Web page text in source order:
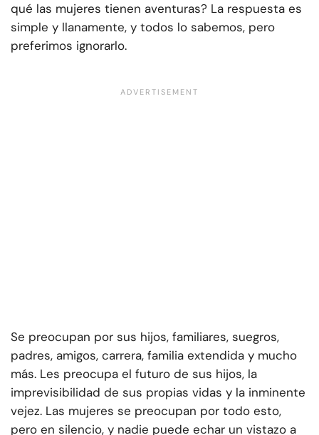
qué las mujeres tienen aventuras? La respuesta es
simple y llanamente, y todos lo sabemos, pero
preferimos ignorarlo.
Se preocupan por sus hijos, familiares, suegros,
padres, amigos, carrera, familia extendida y mucho
más. Les preocupa el futuro de sus hijos, la
imprevisibilidad de sus propias vidas y la inminente
vejez. Las mujeres se preocupan por todo esto,
pero en silencio, y nadie puede echar un vistazo a